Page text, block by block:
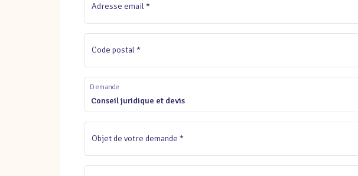
Adresse email *
Code postal *
Conseil juridique et devis
Demande
Objet de votre demande *